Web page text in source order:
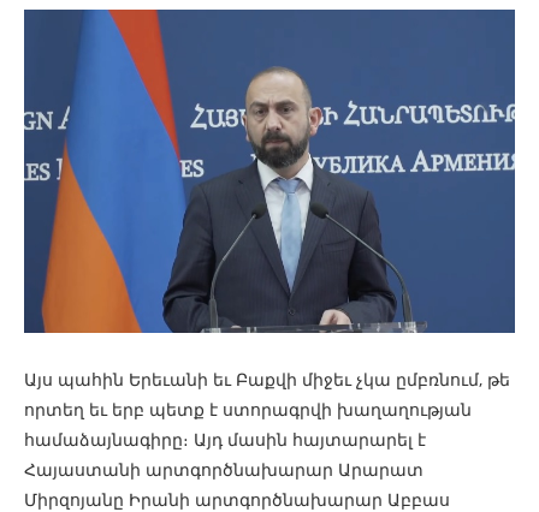
Այս պահին Երեւանի եւ Բաքվի միջեւ չկա ըմբռնում, թե
որտեղ եւ երբ պետք է ստորագրվի խաղաղության
համաձայնագիրը։ Այդ մասին հայտարարել է
Հայաստանի արտգործնախարար Արարատ
Միրզոյանը Իրանի արտգործնախարար Աբբաս